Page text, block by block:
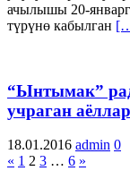
ачылышы 20-
түрүнө кабылган
“Ынтымак”
учраган
18.01.2016 admin 0
Posts
« 1 2 3 … 6 »